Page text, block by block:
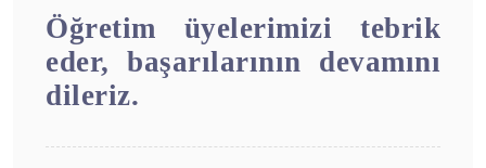
Öğretim üyelerimizi tebrik
eder, başarılarının devamını
dileriz.